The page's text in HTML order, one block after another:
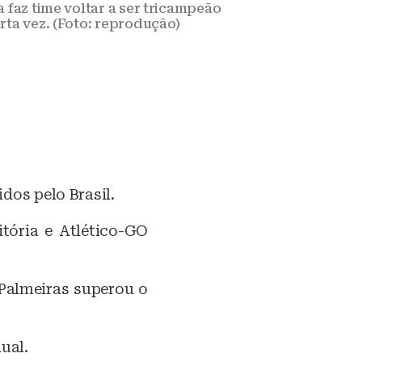
faz time voltar a ser tricampeão
vez. (Foto: reprodução)
pelo Brasil.
e Atlético-GO
superou o